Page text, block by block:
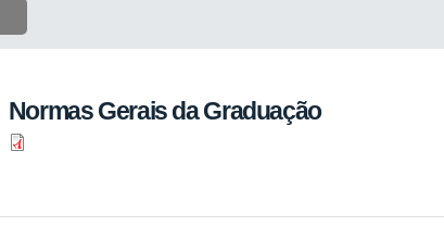
Normas Gerais da Graduação